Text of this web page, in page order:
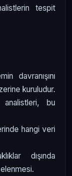
tespit
davranışını
kuruludur.
bu
hangi veri
dışında